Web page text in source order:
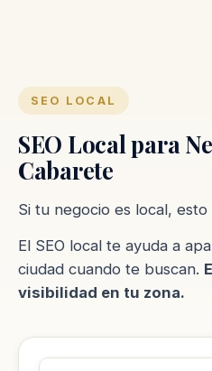
SEO LOCAL
SEO Local para
Cabarete
Si tu negocio es local, esto
El SEO local te ayuda a
ciudad cuando te buscan.
visibilidad en tu zona.